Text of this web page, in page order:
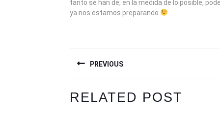
tanto se han de, en la medida de lo posible,
ya nos estamos preparando
DE
ENTRADAS
PREVIOUS
post:
RELATED POST